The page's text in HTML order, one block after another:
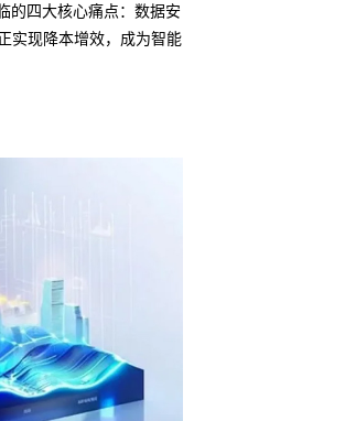
的四大核心痛点：数据安
实现降本增效，成为智能